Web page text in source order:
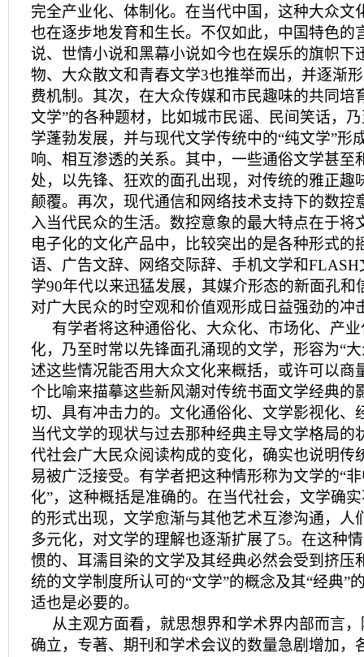
完全产业化、体制化。在当代中国，这种大众文
也在逐步地发育和生长。不仅如此，中国特色的
说、世情小说和黑幕小说如今也在娱乐的旗帜下
物、大众散文和青春文学3也推举而出，并逐渐
费机制。其次，在大众传媒和市民趣味的共同培
文学”的各种题材，比如城市民谣、民间笑话，
学蓬勃发展，并与现代文学传统中的“纯文学”形
响、相互渗透的关系。其中，一些通俗文学甚至
处，以先锋、狂欢的面孔出现，对传统的雅正趣
颠覆。再次，现代通信和网络技术支持下的数控
入当代民众的生活。数控意象的最大特点在于将
电子化的文化产品中，比较突出的是各种形式的
语、广告文辞、网络交际辞、手机文学和FLASH
学90年代以来迅猛发展，其媒介形态的新面孔和
对广大民众的时空观和价值观形成日益强劲的冲
有学者将这种通俗化、大众化、市场化、产
化，乃至时常以先锋面孔涌现的文学，形容为“
述这些情况能否用大众文化来概括，或许可以商
个比喻来描摹这些新风潮对传统书面文学经典的
切、具有冲击力的。文化通俗化、文学影视化、
当代文学的现状与过去那种经典主导文学格局的
代社会广大民众阅读构成的变化，确实也说明传
易被广泛接受。有学者把这种情形称为文学的“
化”，这种概括是准确的。在当代社会，文学确
的形式出现，文学愈渐与其他艺术互渗沟通，人
多元化，对文学的理解也逐渐扩展了5。在这种
惯的、耳濡目染的文学及其经典必然会受到挤压
统的文学制度所认可的“文学”的概念及其“经典”
适也是必要的。
从主观方面看，就思想界和学术界内部而言
确立，专著、期刊和学术会议的数量急剧增加，